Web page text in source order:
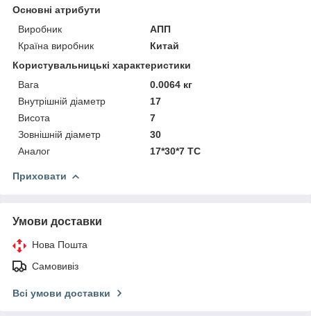
Основні атрибути
Виробник
АПП
Країна виробник
Китай
Користувальницькі характеристики
Вага
0.0064 кг
Внутрішній діаметр
17
Висота
7
Зовнішній діаметр
30
Аналог
17*30*7 TC
Приховати
Умови доставки
Нова Пошта
Самовивіз
Всі умови доставки